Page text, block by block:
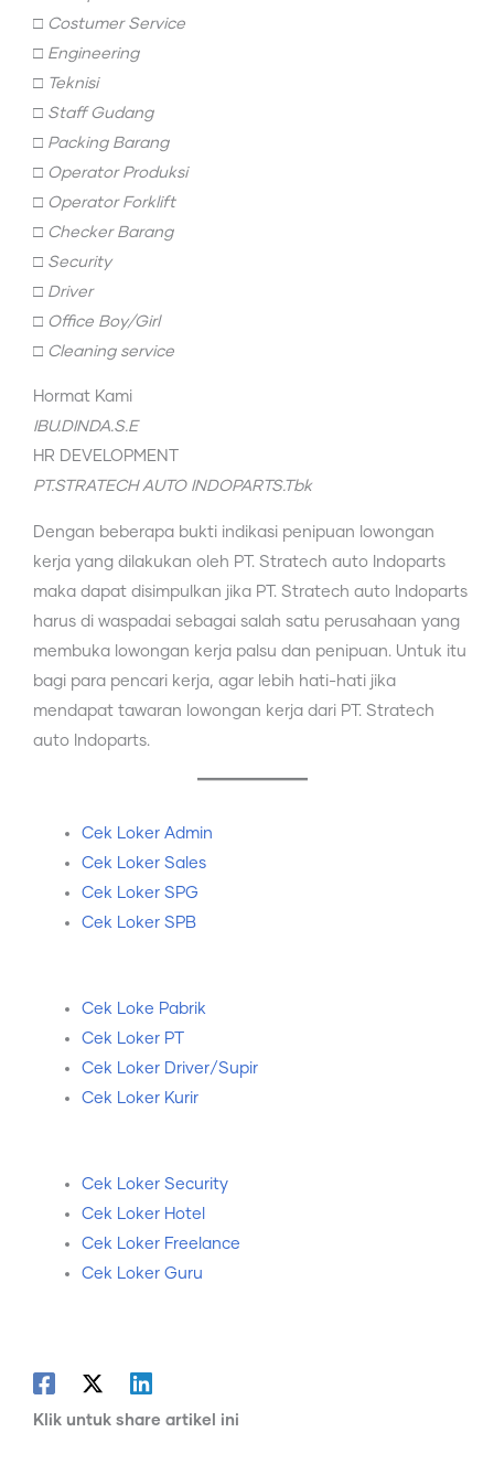
□ Costumer Service
□ Engineering
□ Teknisi
□ Staff Gudang
□ Packing Barang
□ Operator Produksi
□ Operator Forklift
□ Checker Barang
□ Security
□ Driver
□ Office Boy/Girl
□ Cleaning service
Hormat Kami
IBU.DINDA.S.E
HR DEVELOPMENT
PT.STRATECH AUTO INDOPARTS.Tbk
Dengan beberapa bukti indikasi penipuan lowongan
kerja yang dilakukan oleh PT. Stratech auto Indoparts
maka dapat disimpulkan jika PT. Stratech auto Indoparts
harus di waspadai sebagai salah satu perusahaan yang
membuka lowongan kerja palsu dan penipuan. Untuk itu
bagi para pencari kerja, agar lebih hati-hati jika
mendapat tawaran lowongan kerja dari PT. Stratech
auto Indoparts.
Cek Loker Admin
Cek Loker Sales
Cek Loker SPG
Cek Loker SPB
Cek Loke Pabrik
Cek Loker PT
Cek Loker Driver/Supir
Cek Loker Kurir
Cek Loker Security
Cek Loker Hotel
Cek Loker Freelance
Cek Loker Guru
Klik untuk share artikel ini